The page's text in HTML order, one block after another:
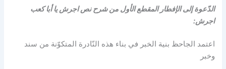
الدّعوة إلى الإفطار المقطع الأول من شرح نص اجرش يا أبا كعب
اجرش:
اعتمد الجاحظ بنية الخبر في بناء هذه النّادرة المتكوّنة من سند
وخبر